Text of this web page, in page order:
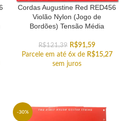
Cordas Augustine Red RED456
Violão Nylon (Jogo de
Bordões) Tensão Média
R$121,39 R$91,59
Parcele em até 6x de R$15,27
sem juros
-30%